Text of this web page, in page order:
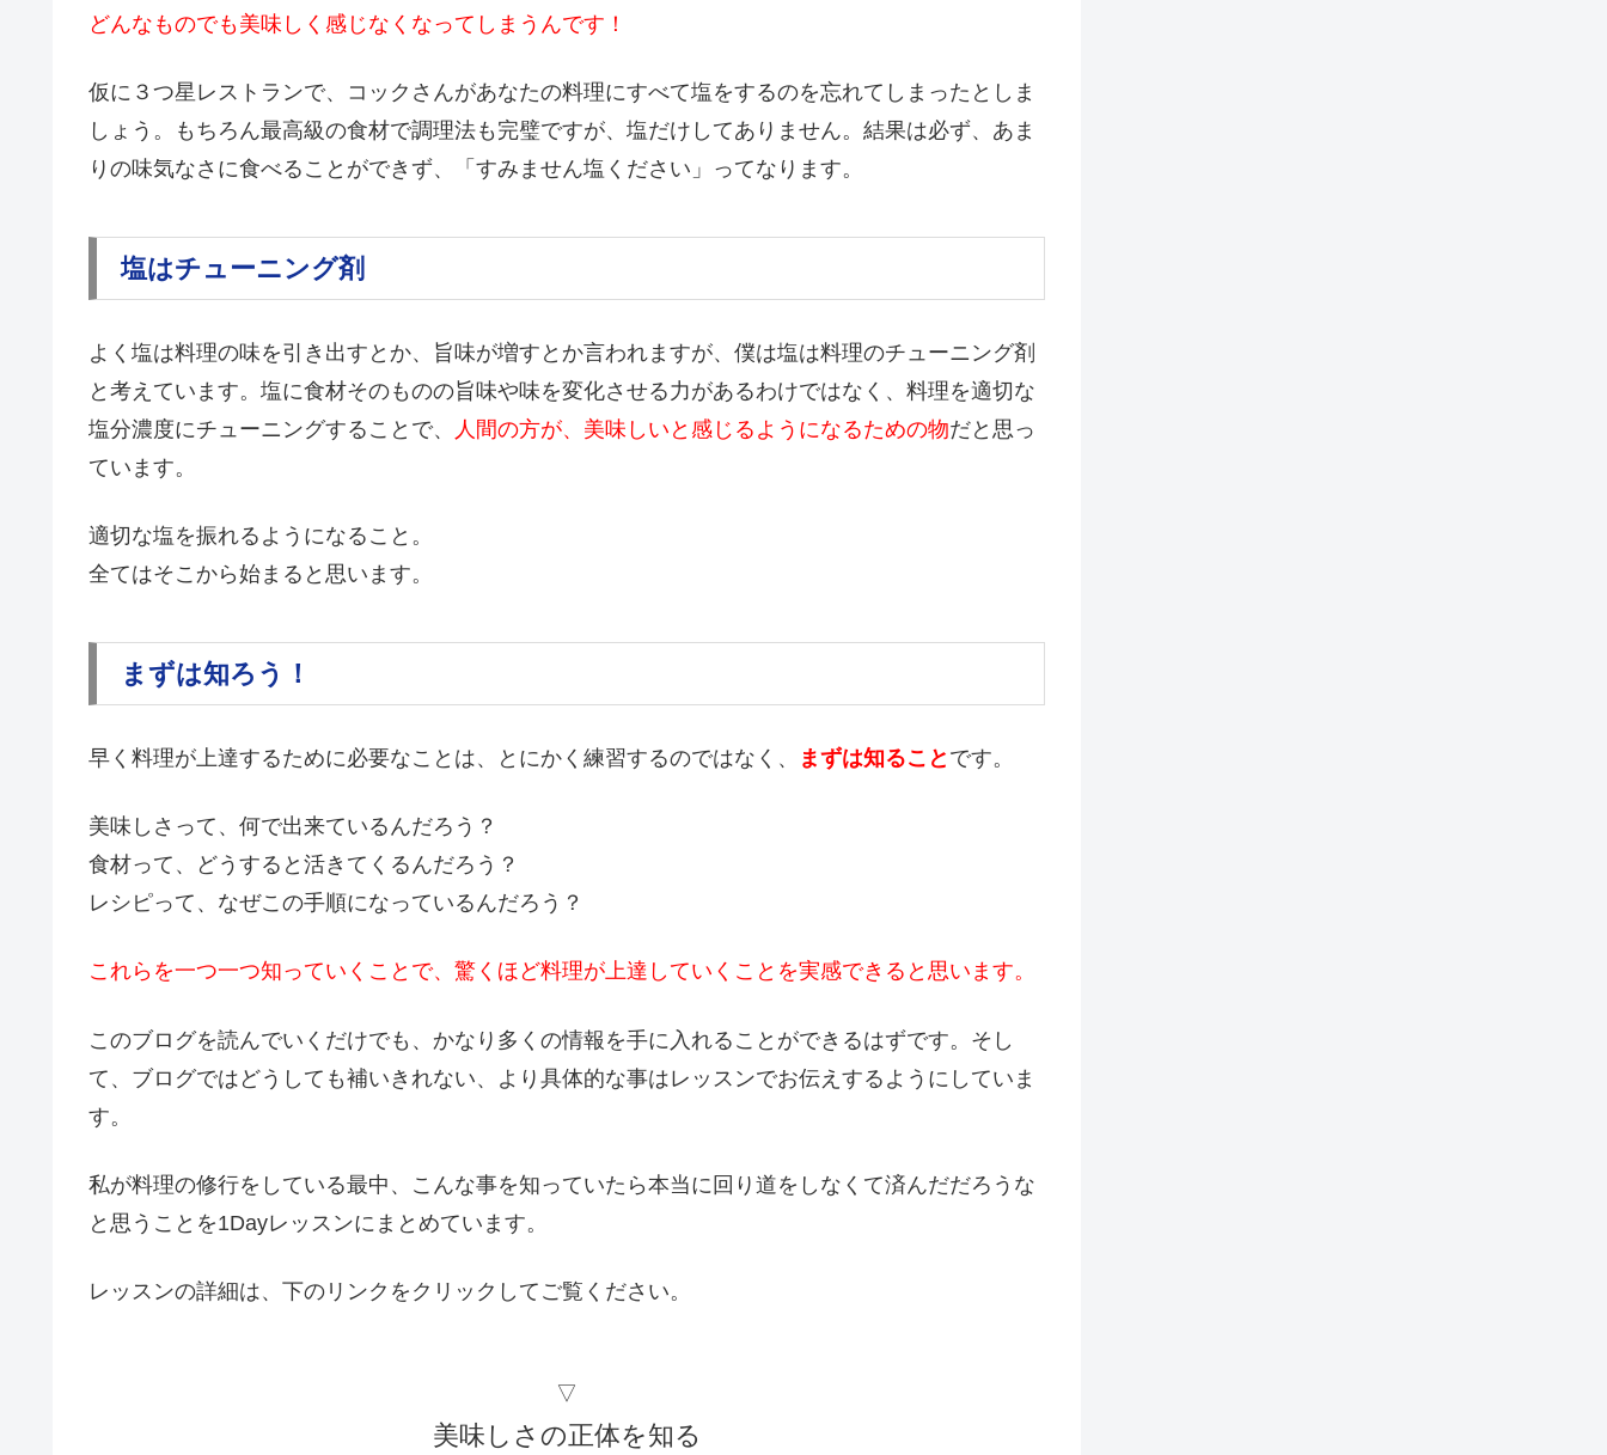
どんなものでも美味しく感じなくなってしまうんです！
仮に３つ星レストランで、コックさんがあなたの料理にすべて塩をするのを忘れてしまったとしま
しょう。もちろん最高級の食材で調理法も完璧ですが、塩だけしてありません。結果は必ず、あま
りの味気なさに食べることができず、「すみません塩ください」ってなります。
塩はチューニング剤
よく塩は料理の味を引き出すとか、旨味が増すとか言われますが、僕は塩は料理のチューニング剤
と考えています。塩に食材そのものの旨味や味を変化させる力があるわけではなく、料理を適切な
塩分濃度にチューニングすることで、
人間の方が、美味しいと感じるようになるための物だと思っ
ています。
適切な塩を振れるようになること。
全てはそこから始まると思います。
まずは知ろう！
早く料理が上達するために必要なことは、とにかく練習するのではなく、 まずは知ること です。
美味しさって、何で出来ているんだろう？
食材って、どうすると活きてくるんだろう？
レシピって、なぜこの手順になっているんだろう？
これらを一つ一つ知っていくことで、驚くほど料理が上達していくことを実感できると思います。
このブログを読んでいくだけでも、かなり多くの情報を手に入れることができるはずです。そし
て、ブログではどうしても補いきれない、より具体的な事はレッスンでお伝えするようにしていま
す。
私が料理の修行をしている最中、こんな事を知っていたら本当に回り道をしなくて済んだだろうな
と思うことを1Dayレッスンにまとめています。
レッスンの詳細は、下のリンクをクリックしてご覧ください。
▽
美味しさの正体を知る